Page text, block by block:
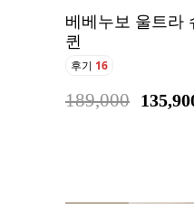
베베누보 울트라
퀸
후기 16
189,000